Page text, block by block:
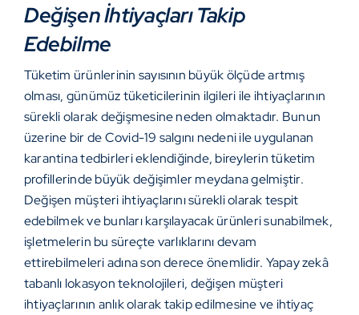
Değişen İhtiyaçları Takip
Edebilme
Tüketim ürünlerinin sayısının büyük ölçüde artmış
olması, günümüz tüketicilerinin ilgileri ile ihtiyaçlarının
sürekli olarak değişmesine neden olmaktadır. Bunun
üzerine bir de Covid-19 salgını nedeni ile uygulanan
karantina tedbirleri eklendiğinde, bireylerin tüketim
profillerinde büyük değişimler meydana gelmiştir.
Değişen müşteri ihtiyaçlarını sürekli olarak tespit
edebilmek ve bunları karşılayacak ürünleri sunabilmek,
işletmelerin bu süreçte varlıklarını devam
ettirebilmeleri adına son derece önemlidir. Yapay zekâ
tabanlı lokasyon teknolojileri, değişen müşteri
ihtiyaçlarının anlık olarak takip edilmesine ve ihtiyaç